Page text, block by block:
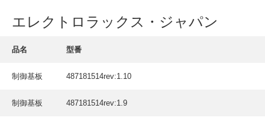
COMPANY PROFILE
INTERVIEW
エレクトロラックス・ジャパン
品名 型番
制御基板 487181514rev:1.10
制御基板 487181514rev:1.9